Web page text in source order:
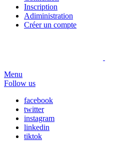
Inscription
Adiministration
Créer un compte
Menu
Follow us
facebook
twitter
instagram
linkedin
tiktok